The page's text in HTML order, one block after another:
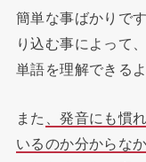
簡単な事ばかりで
り込む事によって
単語を理解できる
また
、発音にも慣
いるのか分からな